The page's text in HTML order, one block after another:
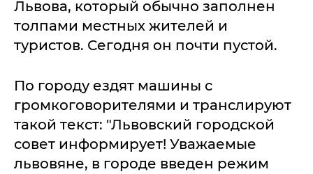
Львова, который обычно заполнен
толпами местных жителей и
туристов. Сегодня он почти пустой.
По городу ездят машины с
громкоговорителями и транслируют
такой текст: "Львовский городской
совет информирует! Уважаемые
львовяне, в городе введен режим